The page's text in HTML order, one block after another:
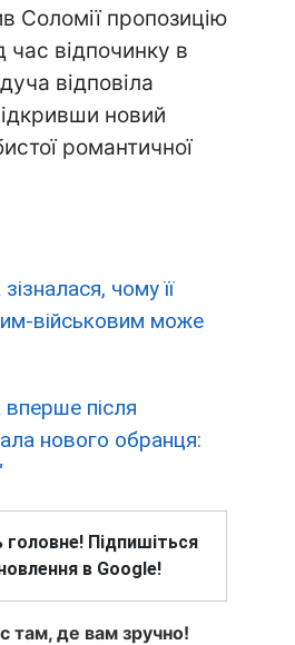
Соломії пропозицію
час відпочинку в
відповіла
новий
романтичної
чому її
військовим може
вперше після
нового обранця:
головне! Підпишіться
в Google!
там, де вам зручно!